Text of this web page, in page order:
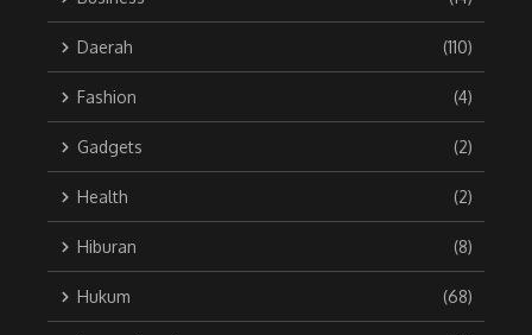
Daerah (110)
Fashion (4)
Gadgets (2)
Health (2)
Hiburan (8)
Hukum (68)